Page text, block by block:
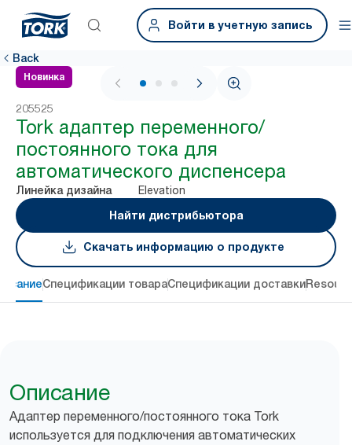
Войти в учетную запись
Back
Новинка
1 / 3
205525
Tork адаптер переменного/
постоянного тока для
автоматического диспенсера
Линейка дизайна
Elevation
Найти дистрибьютора
Скачать информацию о продукте
Спецификации товараСпецификации доставки
Описание
Адаптер переменного/постоянного тока Tork
используется для подключения автоматических